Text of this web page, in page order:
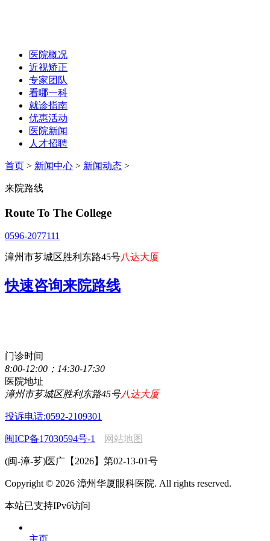
医院概况
近视矫正
专家团队
看哪一科
就诊指南
优惠活动
医院新闻
人才招聘
首页 > 新闻中心 > 新闻动态 >
来院路线
Route To The College
0596-2077111
漳州市芗城区胜利东路45号八达大厦
快速咨询来院路线
门诊时间
8:00-12:00；14:30-17:30
医院地址
漳州市芗城区胜利东路45号八达大厦
投诉电话:0592-2109301
闽ICP备17030594号-1 网站地图
(闽-漳-芗)医广【2026】第02-13-01号
Copyright © 2026 漳州华厦眼科医院. All rights reserved.
本站已支持IPv6访问